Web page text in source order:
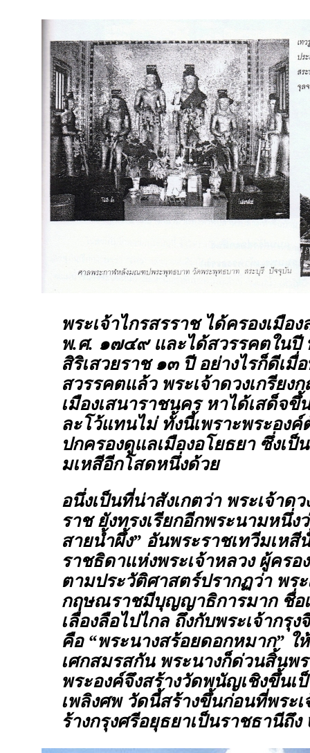
พระเจ้าไกรสรราช ได้ครองเมือ
พ.ศ. ๑๗๔๙ และได้สวรรคตในปี
สิริเสวยราช ๑๓ ปี อย่างไรก็ดีเมื่
สวรรคตแล้ว พระเจ้าดวงเกรียง
เมืองเสนาราชนคร หาได้เสด็จขึ้
ละโว้แทนไม่ ทั้งนี้เพราะพระองค์
ปกครองดูแลเมืองอโยธยา ซึ่งเป็
มเหสีอีกโสดหนึ่งด้วย
อนึ่งเป็นที่น่าสังเกตว่า พระเจ้าด
ราช ยังทรงเรียกอีกพระนามหนึ่ง
สายน้ำผึ้ง” อันพระราชเทวีมเหสี
ราชธิดาแห่งพระเจ้าหลวง ผู้ครอ
ตามประวัติศาสตร์ปรากฏว่า พระ
กฤษณราชมีบุญญาธิการมาก ชื่อ
เลื่องลือไปไกล ถึงกับพระเจ้ากรุ
คือ “พระนางสร้อยดอกหมาก” ใ
เศกสมรสกัน พระนางก็ด่วนสิ้นพ
พระองค์จึงสร้างวัดพนัญเชิงขึ้นเ
เพลิงศพ วัดนี้สร้างขึ้นก่อนที่พระเ
ร้างกรุงศรีอยุธยาเป็นราชธานีถึง